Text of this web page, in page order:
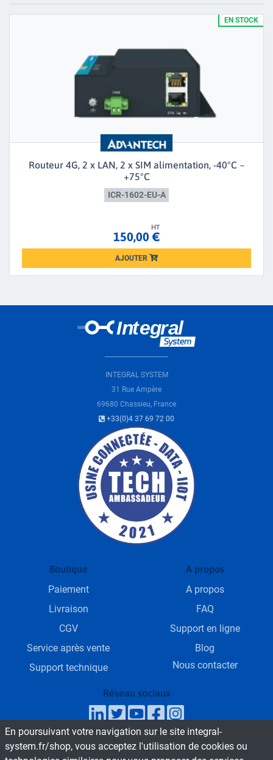
EN STOCK
Routeur 4G, 2 x LAN, 2 x SIM alimentation, -40°C ~
+75°C
ICR-1602-EU-A
HT
150,00 €
AJOUTER
Loading...
INTEGRAL SYSTEM
31 Rue Ampère
69680 Chassieu, France
+33(0)4 37 69 72 00
Boutique
Paiement
Livraison
CGV
Service après vente
Support technique
A propos
A propos
FAQ
Support en ligne
Blog
Nous contacter
Réseau sociaux
SAV & Service commercial
En poursuivant votre navigation sur le site integral-
system.fr/shop, vous acceptez l'utilisation de cookies ou